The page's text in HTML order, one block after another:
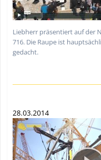
Liebherr präsentiert auf der
716. Die Raupe ist
gedacht.
28.03.2014